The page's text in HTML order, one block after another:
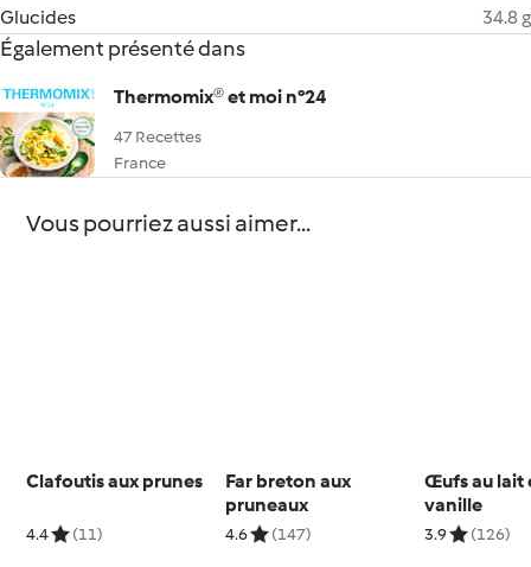
Glucides
34.8 g
Également présenté dans
Thermomix® et moi n°24
47 Recettes
France
Vous pourriez aussi aimer...
Clafoutis aux prunes
4.4 (11)
Far breton aux
pruneaux
4.6 (147)
Œufs au lait
vanille
3.9 (126)